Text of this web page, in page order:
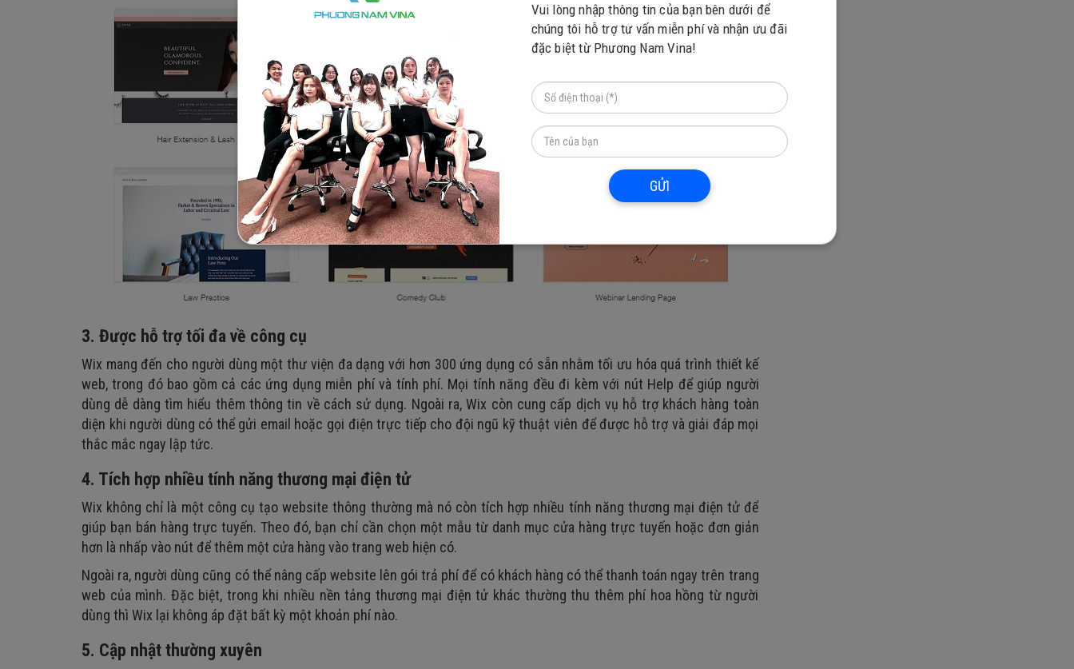
3. Được hỗ trợ tối đa về công cụ
Wix mang đến cho người dùng một thư viện đa dạng với hơn 300 ứng dụng có sẵn nhằm tối ưu hóa quá trình thiết kế
web, trong đó bao gồm cả các ứng dụng miễn phí và tính phí. Mọi tính năng đều đi kèm với nút Help để giúp người
dùng dễ dàng tìm hiểu thêm thông tin về cách sử dụng. Ngoài ra, Wix còn cung cấp dịch vụ hỗ trợ khách hàng toàn
diện khi người dùng có thể gửi email hoặc gọi điện trực tiếp cho đội ngũ kỹ thuật viên để được hỗ trợ và giải đáp mọi
thắc mắc ngay lập tức.
4. Tích hợp nhiều tính năng thương mại điện tử
Wix không chỉ là một công cụ tạo website thông thường mà nó còn tích hợp nhiều tính năng thương mại điện tử để
giúp bạn bán hàng trực tuyến. Theo đó, bạn chỉ cần chọn một mẫu từ danh mục cửa hàng trực tuyến hoặc đơn giản
hơn là nhấp vào nút để thêm một cửa hàng vào trang web hiện có.
Ngoài ra, người dùng cũng có thể nâng cấp website lên gói trả phí để có khách hàng có thể thanh toán ngay trên trang
web của mình. Đặc biệt, trong khi nhiều nền tảng thương mại điện tử khác thường thu thêm phí hoa hồng từ người
dùng thì Wix lại không áp đặt bất kỳ một khoản phí nào.
5. Cập nhật thường xuyên
Vui lòng nhập thông tin của bạn bên dưới để
chúng tôi hỗ trợ tư vấn miễn phí và nhận ưu đãi
đặc biệt từ Phương Nam Vina!
GỬI